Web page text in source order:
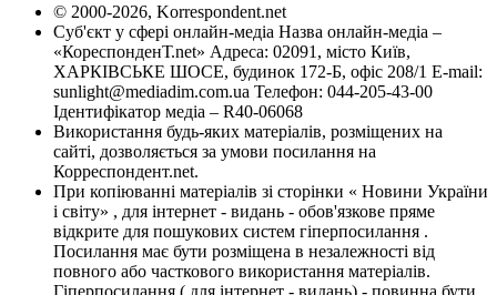
© 2000-2026, Korrespondent.net
Суб'єкт у сфері онлайн-медіа Назва онлайн-медіа –
«КореспонденТ.net» Адреса: 02091, місто Київ,
ХАРКІВСЬКЕ ШОСЕ, будинок 172-Б, офіс 208/1 E-mail:
sunlight@mediadim.com.ua Телефон: 044-205-43-00
Ідентифікатор медіа – R40-06068
Використання будь-яких матеріалів, розміщених на
сайті, дозволяється за умови посилання на
Корреспондент.net.
При копіюванні матеріалів зі сторінки « Новини України
і світу» , для інтернет - видань - обов'язкове пряме
відкрите для пошукових систем гіперпосилання .
Посилання має бути розміщена в незалежності від
повного або часткового використання матеріалів.
Гіперпосилання ( для інтернет - видань) - повинна бути